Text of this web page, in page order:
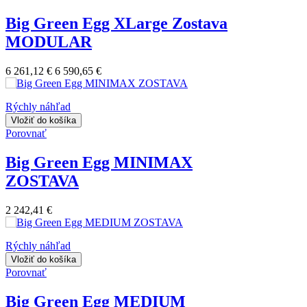
Big Green Egg XLarge Zostava
MODULAR
6 261,12 € 6 590,65 €
Rýchly náhľad
Vložiť do košíka
Porovnať
Big Green Egg MINIMAX
ZOSTAVA
2 242,41 €
Rýchly náhľad
Vložiť do košíka
Porovnať
Big Green Egg MEDIUM